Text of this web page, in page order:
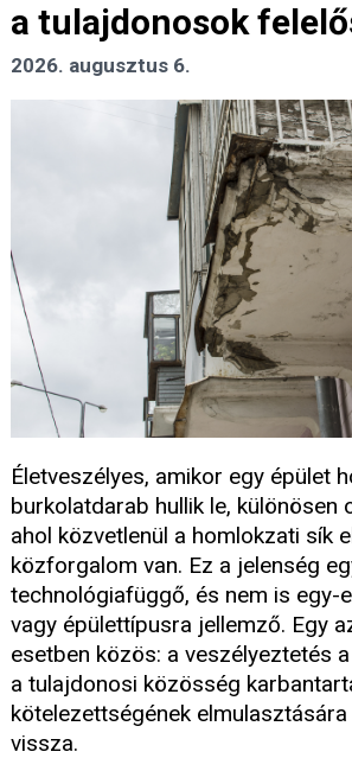
a tulajdonosok
2026. augusztus 6.
Életveszélyes, amikor egy épület
burkolatdarab hullik le, különösen
ahol közvetlenül a homlokzati sík
közforgalom van. Ez a jelenség
technológiafüggő, és nem is egy-
vagy épülettípusra jellemző. Egy
esetben közös: a veszélyeztetés
a tulajdonosi közösség
kötelezettségének
vissza.